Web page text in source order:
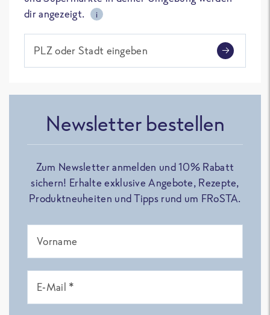
dir angezeigt.
i
PLZ oder Stadt eingeben
Newsletter bestellen
Zum Newsletter anmelden und 10% Rabatt
sichern! Erhalte exklusive Angebote, Rezepte,
Produktneuheiten und Tipps rund um FRoSTA.
Vorname
E-Mail *